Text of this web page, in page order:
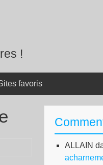
!
favoris
ALLAIN